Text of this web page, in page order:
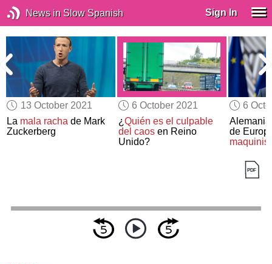
News in Slow Spanish Sign In
13 October 2021
La mala racha de Mark
Zuckerberg
6 October 2021
¿Quién es el culpable
del caosen Reino
Unido?
6
de